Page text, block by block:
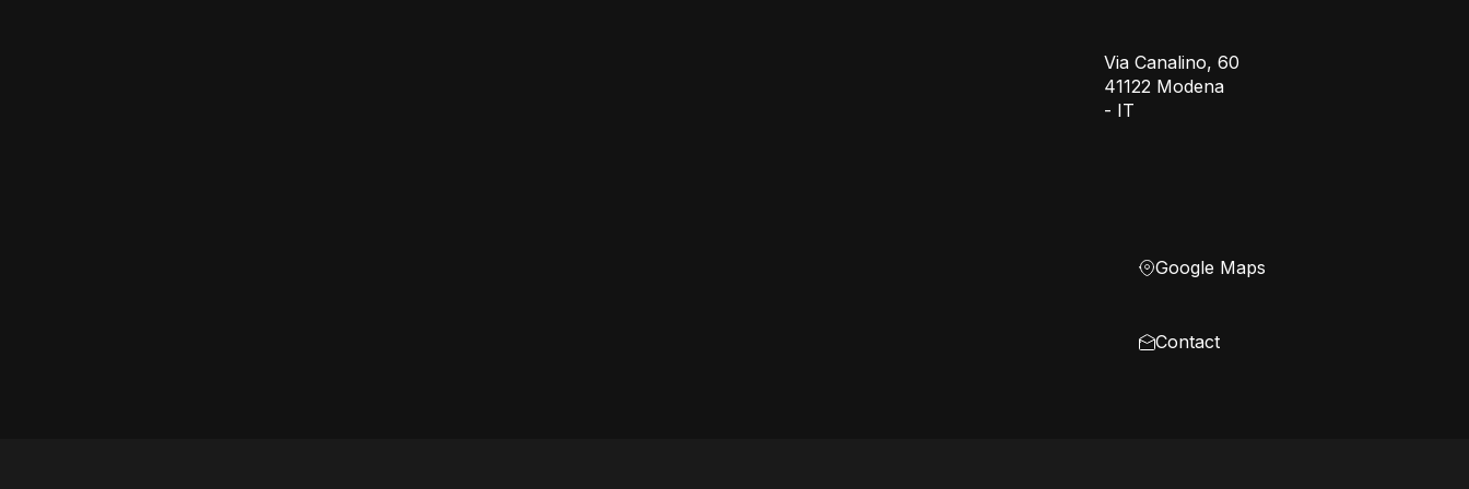
Via Canalino, 60
41122 Modena
- IT
Google Maps
Contact